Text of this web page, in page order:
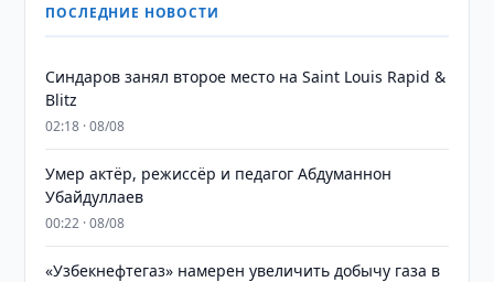
ПОСЛЕДНИЕ НОВОСТИ
Синдаров занял второе место на Saint Louis Rapid &
Blitz
02:18 · 08/08
Умер актёр, режиссёр и педагог Абдуманнон
Убайдуллаев
00:22 · 08/08
«Узбекнефтегаз» намерен увеличить добычу газа в